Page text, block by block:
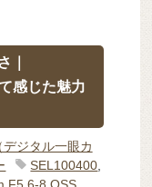
｜
感じた魅力
デジタル一眼カ
SEL100400